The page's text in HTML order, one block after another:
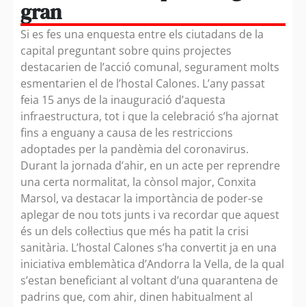
gran
Si es fes una enquesta entre els ciutadans de la
capital preguntant sobre quins projectes
destacarien de l’acció comunal, segurament molts
esmentarien el de l’hostal Calones. L’any passat
feia 15 anys de la inauguració d’aquesta
infraestructura, tot i que la celebració s’ha ajornat
fins a enguany a causa de les restriccions
adoptades per la pandèmia del coronavirus.
Durant la jornada d’ahir, en un acte per reprendre
una certa normalitat, la cònsol major, Conxita
Marsol, va destacar la importància de poder-se
aplegar de nou tots junts i va recordar que aquest
és un dels col·lectius que més ha patit la crisi
sanitària. L’hostal Calones s’ha convertit ja en una
iniciativa emblemàtica d’Andorra la Vella, de la qual
s’estan beneficiant al voltant d’una quarantena de
padrins que, com ahir, dinen habitualment al